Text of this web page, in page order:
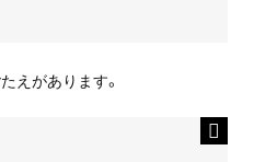
えがあります。